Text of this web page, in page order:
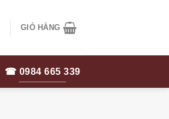
GIỎ HÀNG
☎ 0984 665 339